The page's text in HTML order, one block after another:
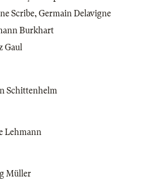
Scribe,Germain Delavigne
Burkhart
Gaul
Schittenhelm
Lehmann
Müller